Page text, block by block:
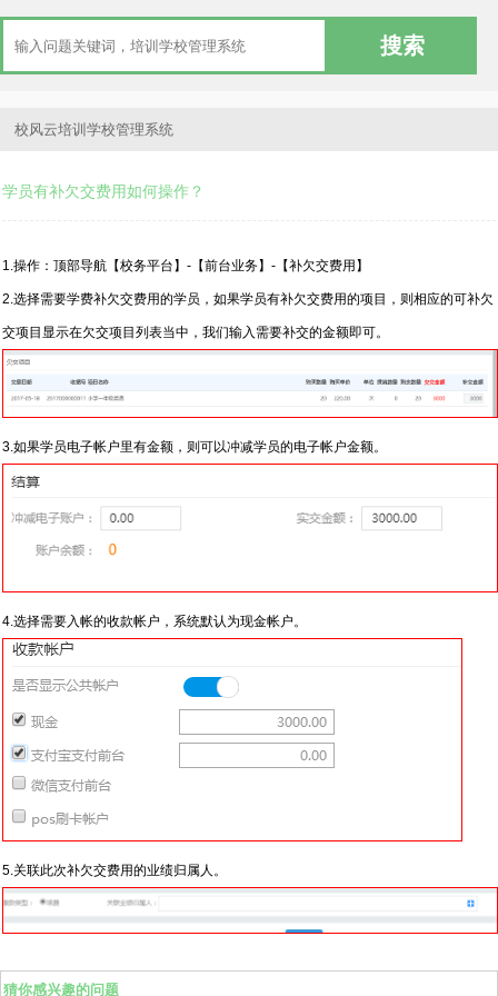
校风云培训学校管理系统
学员有补欠交费用如何操作？
1.操作：顶部导航【校务平台】-【前台业务】-【补欠交费用】
2.选择需要学费补欠交费用的学员，如果学员有补欠交费用的项目，则相应的可补欠
交项目显示在欠交项目列表当中，我们输入需要补交的金额即可。
3.如果学员电子帐户里有金额，则可以冲减学员的电子帐户金额。
4.选择需要入帐的收款帐户，系统默认为现金帐户。
5.关联此次补欠交费用的业绩归属人。
猜你感兴趣的问题